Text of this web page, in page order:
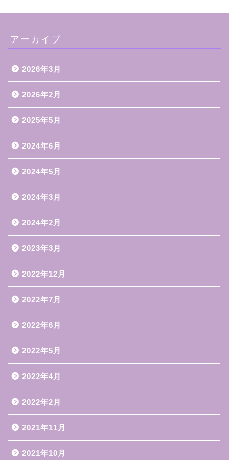
アーカイブ
2026年3月
2026年2月
2025年5月
2024年6月
2024年5月
2024年3月
2024年2月
2023年3月
2022年12月
2022年7月
2022年6月
2022年5月
2022年4月
2022年2月
2021年11月
2021年10月